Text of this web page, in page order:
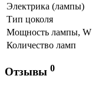
Электрика (лампы)
Тип цоколя
Мощность лампы, W
Количество ламп
Отзывы 0